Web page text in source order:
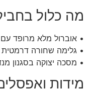
מה כלול
• אוברול מלא מרופד
• גלימה שחורה דרמטית
• מסכה יצוקה בסגנון
מידות